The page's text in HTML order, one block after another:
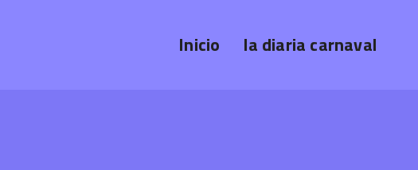
Inicio la diaria carnaval